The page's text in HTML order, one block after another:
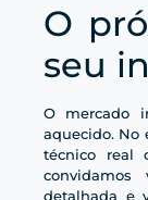
O
seu
O mercado
aquecido. No
técnico real
convidamos
detalhada e